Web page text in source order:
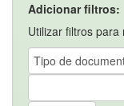
Adicionar filtros:
Utilizar filtros